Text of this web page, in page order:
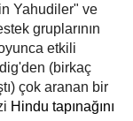
Yahudiler" ve
gruplarının
etkili
(birkaç
çok aranan bir
Hindu tapınağını